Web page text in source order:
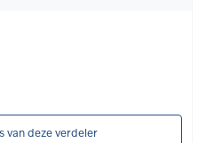
van deze verdeler